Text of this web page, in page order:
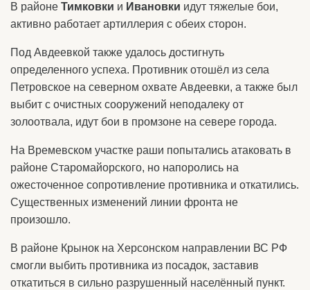
В районе Тимковки и Ивановки идут тяжелые бои,
активно работает артиллерия с обеих сторон.
Под Авдеевкой также удалось достигнуть
определенного успеха. Противник отошёл из села
Петровское на северном охвате Авдеевки, а также был
выбит с очистных сооружений неподалеку от
золоотвала, идут бои в промзоне на севере города.
На Времевском участке раши попытались атаковать в
районе Старомайорского, но напоролись на
ожесточенное сопротивление противника и откатились.
Существенных изменений линии фронта не
произошло.
В районе Крынок на Херсонском направлении ВС РФ
смогли выбить противника из посадок, заставив
откатиться в сильно разрушенный населённый пункт.